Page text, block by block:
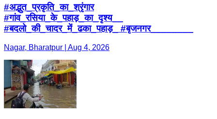
#अद्भुत_प्रकृति_का_श्रृंगार
#गांव_रसिया_के_पहाड़_का_दृश्य__
#बदलो_की_चादर_में_ढका_पहाड़_ #बृजनगर________
Nagar, Bharatpur | Aug 4, 2026